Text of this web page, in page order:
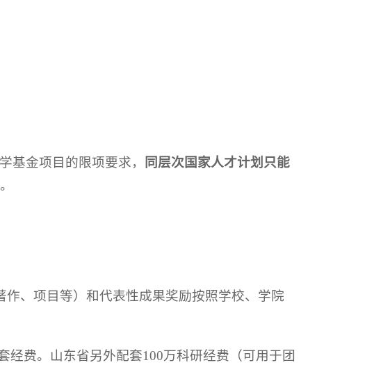
基金项目的限项要求，
同层次国家人才计划只能
作、项目等）和代表性成果奖励按照学校、学院
经费。山东省另外配套100万科研经费（可用于团